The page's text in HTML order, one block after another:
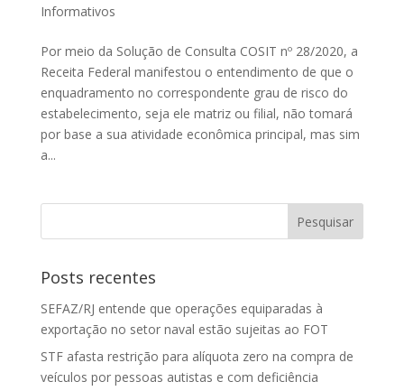
Informativos
Por meio da Solução de Consulta COSIT nº 28/2020, a
Receita Federal manifestou o entendimento de que o
enquadramento no correspondente grau de risco do
estabelecimento, seja ele matriz ou filial, não tomará
por base a sua atividade econômica principal, mas sim
a...
Posts recentes
SEFAZ/RJ entende que operações equiparadas à
exportação no setor naval estão sujeitas ao FOT
STF afasta restrição para alíquota zero na compra de
veículos por pessoas autistas e com deficiência